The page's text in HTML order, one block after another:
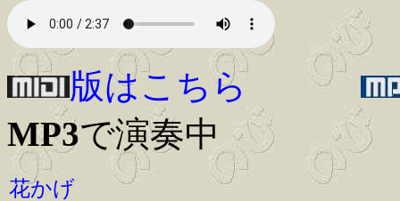
版はこちら
MP3で演奏中
花かげ